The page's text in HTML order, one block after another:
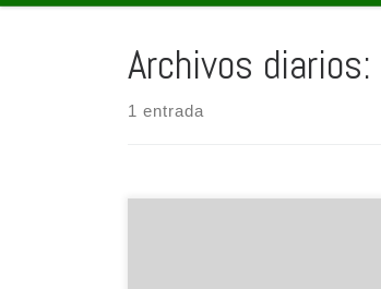
Archivos diarios:
1 entrada